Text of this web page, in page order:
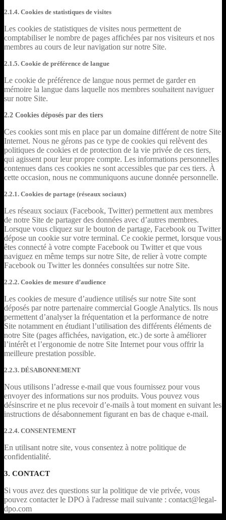
2.1.4. Cookies de statistiques de visites
Les cookies de statistiques de visites nous permettent de
comptabiliser le nombre de pages affichées par nos visiteurs et nos
membres au cours de leur navigation sur notre Site.
2.1.5. Cookie de préférence de langue
Le cookie de préférence de langue nous permet de garder en
mémoire la langue dans laquelle nos membres souhaitent naviguer
sur notre Site.
2.2 Cookies déposés par des tiers
Ces cookies sont mis en place par un domaine différent de notre Site
Internet. Nous ne gérons pas ce type de cookies qui relèvent des
politiques de cookies et de protection de la vie privée de ces tiers,
qui agissent pour leur propre compte. Les informations personnelles
contenues dans ces cookies ne sont accessibles que par ces tiers. À
cette occasion, nous ne communiquons aucune donnée personnelle.
2.2.1. Cookies de partage (réseaux sociaux)
Les réseaux sociaux (Facebook, Twitter) permettent aux membres
de notre Site de partager des données avec d’autres membres.
Lorsque vous cliquez sur le bouton de partage, Facebook ou Twitter
dépose un cookie sur votre terminal. Ce cookie permet, lorsque vous
êtes connecté à votre compte Facebook ou Twitter et que vous
naviguez en même temps sur notre Site, de relier à votre compte
Facebook ou Twitter les données consultées sur notre Site.
2.2.2. Cookies de mesure d’audience
Les cookies de mesure d’audience utilisés sur notre Site sont
déposés par notre partenaire commercial Google Analytics. Ils nous
permettent d’analyser la fréquentation et la performance de notre
Site notamment en étudiant l’utilisation des différents éléments de
notre Site (pages affichées, navigation, etc.) de sorte à améliorer
l’intérêt et l’ergonomie de notre Site Internet pour vous offrir la
meilleure prestation possible.
2.2.3. DÉSABONNEMENT
Nous utilisons l’adresse e-mail que vous fournissez pour vous
envoyer des informations sur nos produits. Vous pouvez vous
désinscrire et ne plus recevoir d’e-mails à tout moment en suivant les
instructions de désabonnement figurant en bas de chaque e-mail.
2.2.4. CONSENTEMENT
En utilisant notre site, vous consentez à notre politique de
confidentialité.
3. CONTACT
Si vous avez des questions sur la politique de vie privée, vous
pouvez contacter le DPO à l'adresse mail suivante : contact@legal-
dpo.com